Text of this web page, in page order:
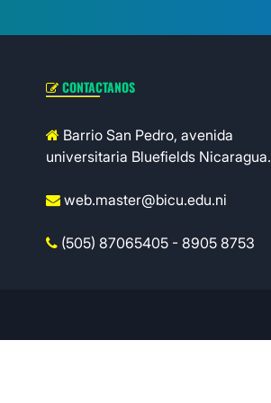
CONTACTANOS
Barrio San Pedro, avenida
universitaria Bluefields Nicaragua.
web.master@bicu.edu.ni
(505) 87065405 - 8905 8753